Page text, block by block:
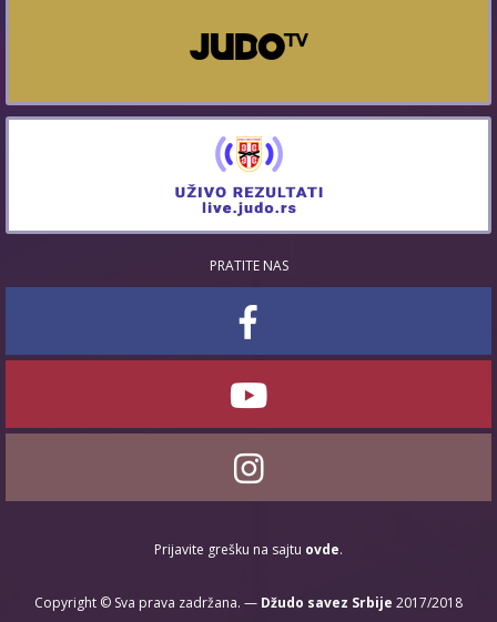
PRATITE NAS
Prijavite grešku na sajtu ovde.
Copyright © Sva prava zadržana. — Džudo savez Srbije 2017/2018